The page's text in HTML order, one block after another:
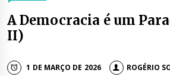
A Democracia é um
II)
1 DE MARÇO DE 2026 ROGÉRIO